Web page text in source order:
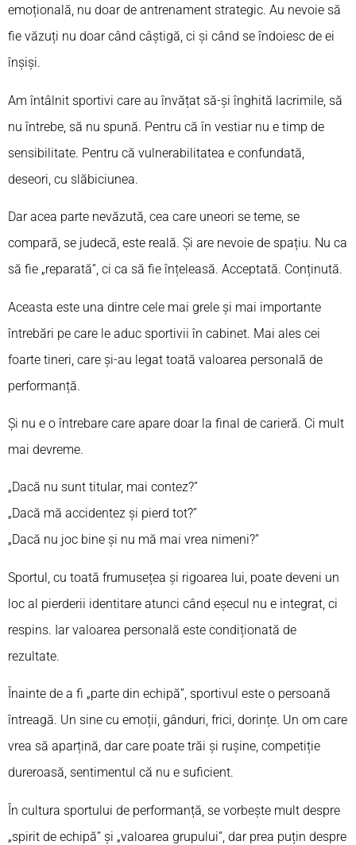
emoțională, nu doar de antrenament strategic. Au nevoie să
fie văzuți nu doar când câștigă, ci și când se îndoiesc de ei
înșiși.
Am întâlnit sportivi care au învățat să-și înghită lacrimile, să
nu întrebe, să nu spună. Pentru că în vestiar nu e timp de
sensibilitate. Pentru că vulnerabilitatea e confundată,
deseori, cu slăbiciunea.
Dar acea parte nevăzută, cea care uneori se teme, se
compară, se judecă, este reală. Și are nevoie de spațiu. Nu ca
să fie „reparată”, ci ca să fie înțeleasă. Acceptată. Conținută.
Aceasta este una dintre cele mai grele și mai importante
întrebări pe care le aduc sportivii în cabinet. Mai ales cei
foarte tineri, care și-au legat toată valoarea personală de
performanță.
Și nu e o întrebare care apare doar la final de carieră. Ci mult
mai devreme.
„Dacă nu sunt titular, mai contez?”
„Dacă mă accidentez și pierd tot?”
„Dacă nu joc bine și nu mă mai vrea nimeni?”
Sportul, cu toată frumusețea și rigoarea lui, poate deveni un
loc al pierderii identitare atunci când eșecul nu e integrat, ci
respins. Iar valoarea personală este condiționată de
rezultate.
Înainte de a fi „parte din echipă”, sportivul este o persoană
întreagă. Un sine cu emoții, gânduri, frici, dorințe. Un om care
vrea să aparțină, dar care poate trăi și rușine, competiție
dureroasă, sentimentul că nu e suficient.
În cultura sportului de performanță, se vorbește mult despre
„spirit de echipă” și „valoarea grupului”, dar prea puțin despre